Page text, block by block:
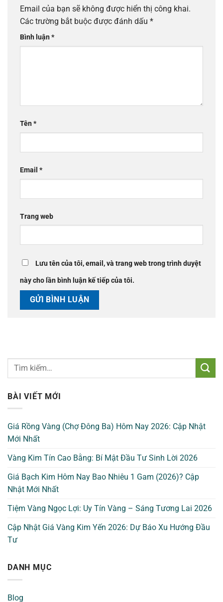
Email của bạn sẽ không được hiển thị công khai.
Các trường bắt buộc được đánh dấu *
Bình luận*
Tên*
Email *
Trang web
Lưu tên của tôi, email, và trang web trong trình duyệt
này cho lần bình luận kế tiếp của tôi.
BÀI VIẾT MỚI
Giá Rồng Vàng (Chợ Đông Ba) Hôm Nay 2026: Cập Nhật
Mới Nhất
Vàng Kim Tín Cao Bằng: Bí Mật Đầu Tư Sinh Lời 2026
Giá Bạch Kim Hôm Nay Bao Nhiêu 1 Gam (2026)? Cập
Nhật Mới Nhất
Tiệm Vàng Ngọc Lợi: Uy Tín Vàng – Sáng Tương Lai 2026
Cập Nhật Giá Vàng Kim Yến 2026: Dự Báo Xu Hướng Đầu
Tư
DANH MỤC
Blog